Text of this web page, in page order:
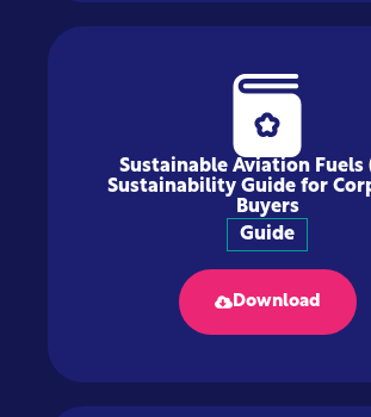
Sustainable Aviation Fuels
Sustainability Guide for
Buyers
Guide
Download